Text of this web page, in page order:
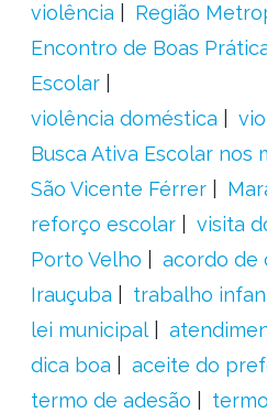
violência
Região
Encontro de Boas
Escolar
violência doméstica
Busca Ativa Escolar nos
São Vicente Férrer
reforço escolar
visita
Porto Velho
acordo de
Irauçuba
trabalho
lei municipal
dica boa
aceite do
termo de adesão